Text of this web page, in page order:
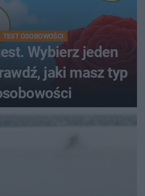
TEST OSOBOWOŚCI
Wybierz jeden
jaki masz typ